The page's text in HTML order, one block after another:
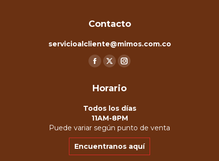
Contacto
servicioalcliente@mimos.com.co
Encuéntranos en:
Facebook
opens
in
new
window
X
opens
in
new
window
Instagram
opens
in
new
window
Horario
Todos los días
11AM-8PM
Puede variar según punto de venta
Encuentranos aquí